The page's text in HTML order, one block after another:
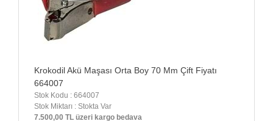
Krokodil Akü Maşası Orta Boy 70 Mm Çift Fiyatı
664007
Stok Kodu : 664007
Stok Miktarı : Stokta Var
7.500,00 TL üzeri kargo bedava